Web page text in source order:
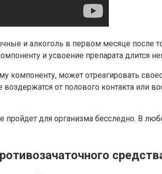
и алкоголь в первом месяце после
и усвоение препарата длится
компоненту, может отреагировать
от полового контакта или
пройдет для организма бесследно. В